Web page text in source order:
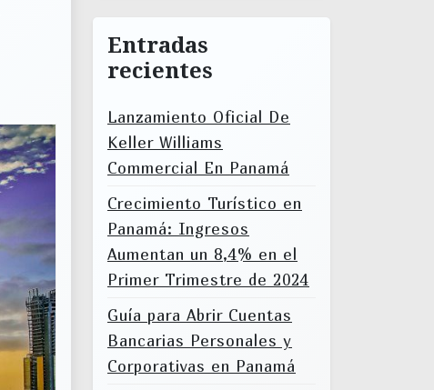
Entradas
recientes
Lanzamiento Oficial De
Keller Williams
Commercial En Panamá
Crecimiento Turístico en
Panamá: Ingresos
Aumentan un 8,4% en el
Primer Trimestre de 2024
Guía para Abrir Cuentas
Bancarias Personales y
Corporativas en Panamá